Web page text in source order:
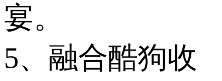
宴。
5、融合酷狗收